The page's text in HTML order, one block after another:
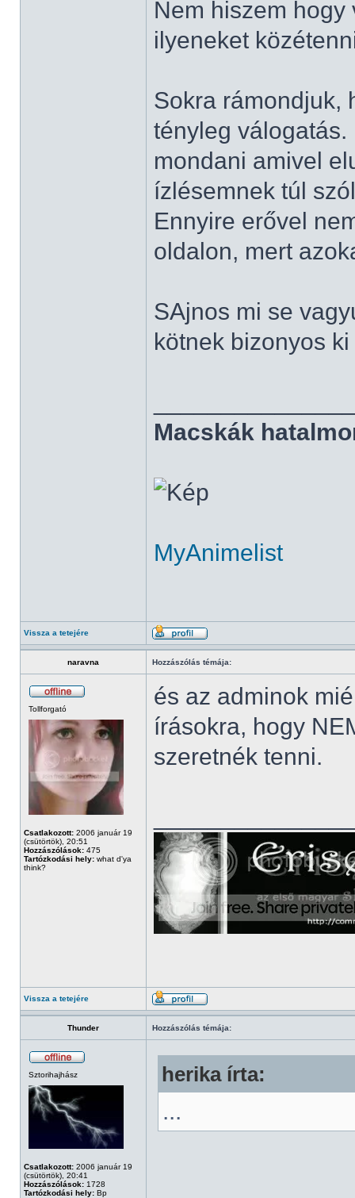
Nem hiszem
ilyeneket
Sokra rámondjuk,
tényleg
mondani amivel
ízlésemnek túl
Ennyire erővel
oldalon, mert
SAjnos mi se
kötnek bizonyos
Macskák
MyAnimelist
Vissza a tetejére
naravna Hozzászólás témája:
Tollforgató
Csatlakozott: 2006 január 19
(csütörtök), 20:51
Hozzászólások: 475
Tartózkodási hely: what d'ya
think?
és az adminok
írásokra, hogy
szeretnék tenni.
Vissza a tetejére
Thunder Hozzászólás témája:
Sztorihajhász
Csatlakozott: 2006 január 19
(csütörtök), 20:41
Hozzászólások: 1728
Tartózkodási hely: Bp
herika írta:
...